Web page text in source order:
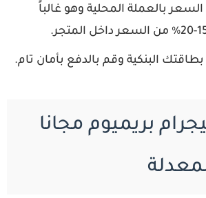
بالعملة المحلية وهو غالباً
البنكية وقم بالدفع بأمان تام.
بريميوم مجانا